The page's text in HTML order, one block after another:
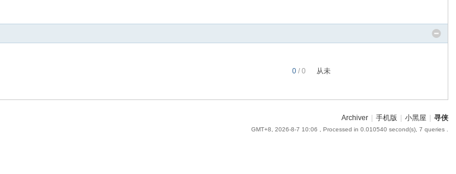
0 / 0 从未
Archiver 手机版 小黑屋 寻侠
GMT+8, 2026-8-7 10:06 , Processed in 0.010540 second(s), 7 queries .